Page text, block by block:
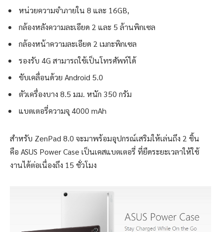
หน่วยความจำภายใน 8 และ 16GB,
กล้องหลังความละเอียด 2 และ 5 ล้านพิกเซล
กล้องหน้าความละเอียด 2 เมกะพิกเซล
รองรับ 4G สามารถใช้เป็นโทรศัพท์ได้
ขับเคลื่อนด้วย Android 5.0
ตัวเครื่องบาง 8.5 มม. หนัก 350 กรัม
แบตเตอรี่ความจุ 4000 mAh
สำหรับ ZenPad 8.0 จะมาพร้อมอุปกรณ์เสริมให้เล่นถึง 2 ชิ้น
คือ ASUS Power Case เป็นเคสแบตเตอรี่ ที่ยืดระยะเวลาให้ใช้
งานได้ต่อเนื่องถึง 15 ชั่วโมง